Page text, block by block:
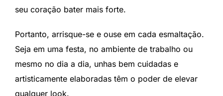
seu coração bater mais forte.
Portanto, arrisque-se e ouse em cada esmaltação.
Seja em uma festa, no ambiente de trabalho ou
mesmo no dia a dia, unhas bem cuidadas e
artisticamente elaboradas têm o poder de elevar
qualquer look.